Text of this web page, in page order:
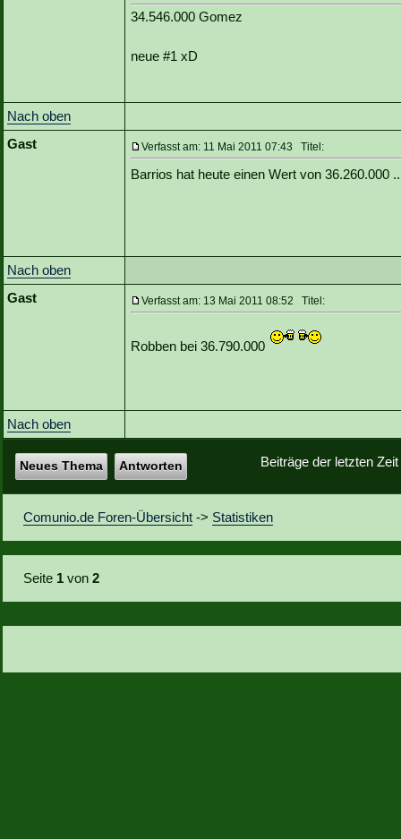
34.546.000 Gomez
neue #1 xD
Nach oben
Gast
Verfasst am: 11 Mai 2011 07:43 Titel:
Barrios hat heute einen Wert von
Nach oben
Gast
Verfasst am: 13 Mai 2011 08:52 Titel:
Robben bei 36.790.000
Nach oben
Beiträge der letzten
Neues Thema Antworten
Comunio.de Foren-Übersicht -> Statistiken
Seite 1 von2